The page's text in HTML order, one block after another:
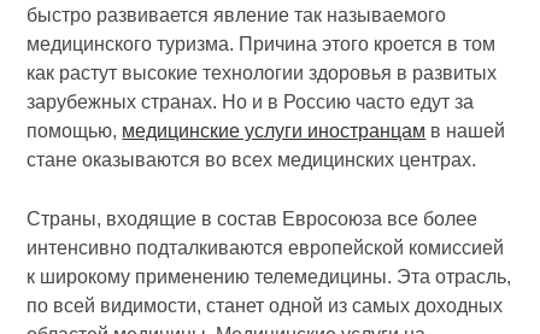
быстро развивается явление так называемого
медицинского туризма. Причина этого кроется в том
как растут высокие технологии здоровья в развитых
зарубежных странах. Но и в Россию часто едут за
помощью, медицинские услуги иностранцам в нашей
стане оказываются во всех медицинских центрах.
Страны, входящие в состав Евросоюза все более
интенсивно подталкиваются европейской комиссией
к широкому применению телемедицины. Эта отрасль,
по всей видимости, станет одной из самых доходных